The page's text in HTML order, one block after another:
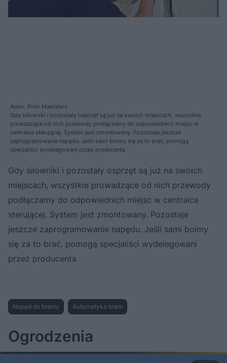
Autor: Piotr Mastalerz
Gdy siłowniki i pozostały osprzęt są już na swoich miejscach, wszystkie
prowadzące od nich przewody podłączamy do odpowiednich miejsc w
centralce sterującej. System jest zmontowany. Pozostaje jeszcze
zaprogramowanie napędu. Jeśli sami boimy się za to brać, pomogą
specjaliści wydelegowani przez producenta
Gdy siłowniki i pozostały osprzęt są już na swoich
miejscach, wszystkie prowadzące od nich przewody
podłączamy do odpowiednich miejsc w centralce
sterującej. System jest zmontowany. Pozostaje
jeszcze zaprogramowanie napędu. Jeśli sami boimy
się za to brać, pomogą specjaliści wydelegowani
przez producenta
Napęd do bramy Automatyka bram
Ogrodzenia